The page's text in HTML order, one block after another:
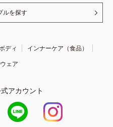
ルを探す
ディ
インナーケア（食品）
ェア
アカウント